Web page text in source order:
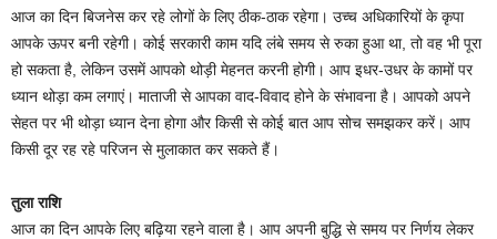
आज का दिन बिजनेस कर रहे लोगों के लिए ठीक-ठाक रहेगा। उच्च अधिकारियों के कृपा
आपके ऊपर बनी रहेगी। कोई सरकारी काम यदि लंबे समय से रुका हुआ था, तो वह भी पूरा
हो सकता है, लेकिन उसमें आपको थोड़ी मेहनत करनी होगी। आप इधर-उधर के कामों पर
ध्यान थोड़ा कम लगाएं। माताजी से आपका वाद-विवाद होने के संभावना है। आपको अपने
सेहत पर भी थोड़ा ध्यान देना होगा और किसी से कोई बात आप सोच समझकर करें। आप
किसी दूर रह रहे परिजन से मुलाकात कर सकते हैं।
तुला राशि
आज का दिन आपके लिए बढ़िया रहने वाला है। आप अपनी बुद्धि से समय पर निर्णय लेकर